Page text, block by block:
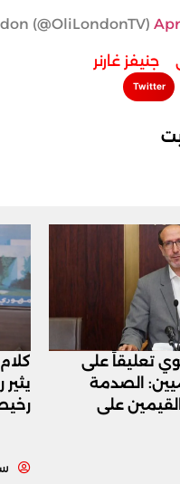
جنيفز غارنر
Twitter
تعليقاً على
الصدمة
على